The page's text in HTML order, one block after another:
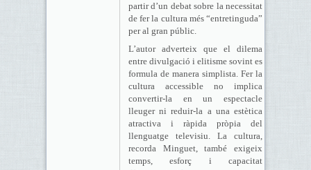
partir d’un debat sobre la necessitat
de fer la cultura més “entretinguda”
per al gran públic.
L’autor adverteix que el dilema
entre divulgació i elitisme sovint es
formula de manera simplista. Fer la
cultura accessible no implica
convertir-la en un espectacle
lleuger ni reduir-la a una estètica
atractiva i ràpida pròpia del
llenguatge televisiu. La cultura,
recorda Minguet, també exigeix
temps, esforç i capacitat